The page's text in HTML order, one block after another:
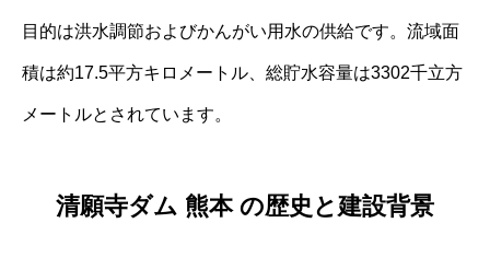
目的は洪水調節およびかんがい用水の供給です。流域面
積は約17.5平方キロメートル、総貯水容量は3302千立方
メートルとされています。
清願寺ダム 熊本 の歴史と建設背景